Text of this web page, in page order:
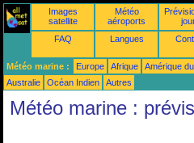
Images
satellite
Météo
aéroports
FAQ Langues
Météo marine : Europe Afrique Amérique
Australie
Océan Indien Autres
Météo marine :